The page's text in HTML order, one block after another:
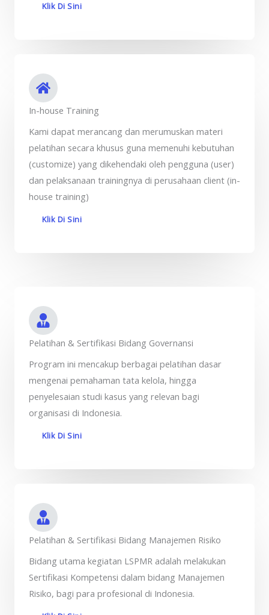
Klik Di Sini
In-house Training
Kami dapat merancang dan merumuskan materi
pelatihan secara khusus guna memenuhi kebutuhan
(customize) yang dikehendaki oleh pengguna (user)
dan pelaksanaan trainingnya di perusahaan client (in-
house training)
Klik Di Sini
Pelatihan & Sertifikasi Bidang Governansi
Program ini mencakup berbagai pelatihan dasar
mengenai pemahaman tata kelola, hingga
penyelesaian studi kasus yang relevan bagi
organisasi di Indonesia.
Klik Di Sini
Pelatihan & Sertifikasi Bidang Manajemen Risiko
Bidang utama kegiatan LSPMR adalah melakukan
Sertifikasi Kompetensi dalam bidang Manajemen
Risiko, bagi para profesional di Indonesia.